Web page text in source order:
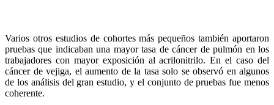
Varios otros estudios de cohortes más pequeños también aportaron
pruebas que indicaban una mayor tasa de cáncer de pulmón en los
trabajadores con mayor exposición al acrilonitrilo. En el caso del
cáncer de vejiga, el aumento de la tasa solo se observó en algunos
de los análisis del gran estudio, y el conjunto de pruebas fue menos
coherente.